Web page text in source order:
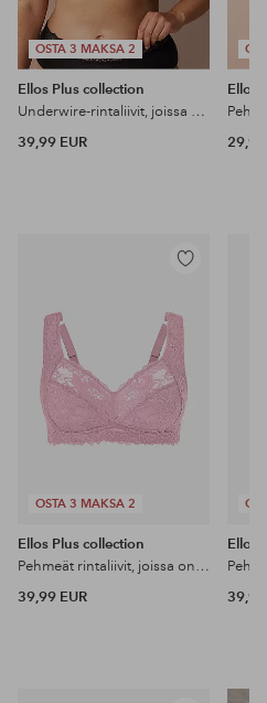
OSTA 3 MAKSA 2
Ellos Plus collection
Underwire-rintaliivit, joissa on pehmeä, pehmustamaton kuppi.
39,99 EUR
Ellos
29,99
OSTA 3 MAKSA 2
Lisää
Ellos Plus collection
Pehmeät rintaliivit, joissa on pehmustamattomat kupit
39,99 EUR
Ellos
39,99